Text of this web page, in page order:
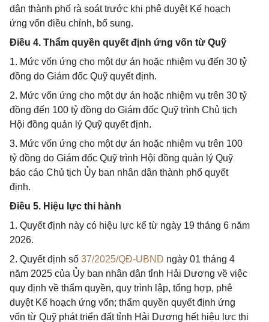
dân thành phố rà soát trước khi phê duyệt Kế hoạch
ứng vốn điều chỉnh, bổ sung.
Điều 4. Thẩm quyền quyết định ứng vốn từ Quỹ
1. Mức vốn ứng cho một dự án hoặc nhiệm vụ đến 30 tỷ
đồng do Giám đốc Quỹ quyết định.
2. Mức vốn ứng cho một dự án hoặc nhiệm vụ trên 30 tỷ
đồng đến 100 tỷ đồng do Giám đốc Quỹ trình Chủ tịch
Hội đồng quản lý Quỹ quyết định.
3. Mức vốn ứng cho một dự án hoặc nhiệm vụ trên 100
tỷ đồng do Giám đốc Quỹ trình Hội đồng quản lý Quỹ
báo cáo Chủ tịch Ủy ban nhân dân thành phố quyết
định.
Điều 5. Hiệu lực thi hành
1. Quyết định này có hiệu lực kể từ ngày 19 tháng 6 năm
2026.
2. Quyết định số 37/2025/QĐ-UBND ngày 01 tháng 4
năm 2025 của Ủy ban nhân dân tỉnh Hải Dương về việc
quy định về thẩm quyền, quy trình lập, tổng hợp, phê
duyệt Kế hoạch ứng vốn; thẩm quyền quyết định ứng
vốn từ Quỹ phát triển đất tỉnh Hải Dương hết hiệu lực thi